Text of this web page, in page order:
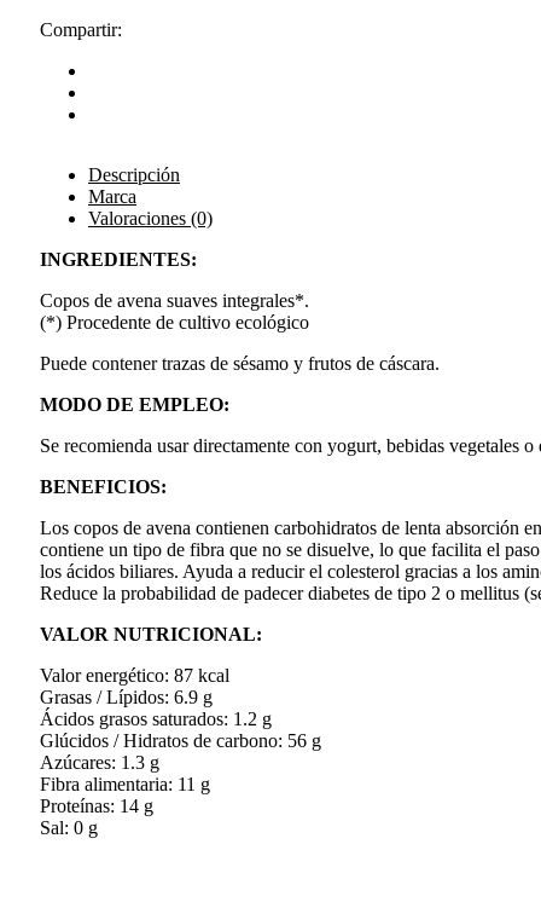
Compartir:
Descripción
Marca
Valoraciones (0)
INGREDIENTES:
Copos de avena suaves integrales*.
(*) Procedente de cultivo ecológico
Puede contener trazas de sésamo y frutos de cáscara.
MODO DE EMPLEO:
Se recomienda usar directamente con yogurt, bebidas vegetales
BENEFICIOS:
Los copos de avena contienen carbohidratos de lenta absorción
contiene un tipo de fibra que no se disuelve, lo que facilita el
los ácidos biliares. Ayuda a reducir el colesterol gracias a los
Reduce la probabilidad de padecer diabetes de tipo 2 o mellitus
VALOR NUTRICIONAL:
Valor energético: 87 kcal
Grasas / Lípidos: 6.9 g
Ácidos grasos saturados: 1.2 g
Glúcidos / Hidratos de carbono: 56 g
Azúcares: 1.3 g
Fibra alimentaria: 11 g
Proteínas: 14 g
Sal: 0 g